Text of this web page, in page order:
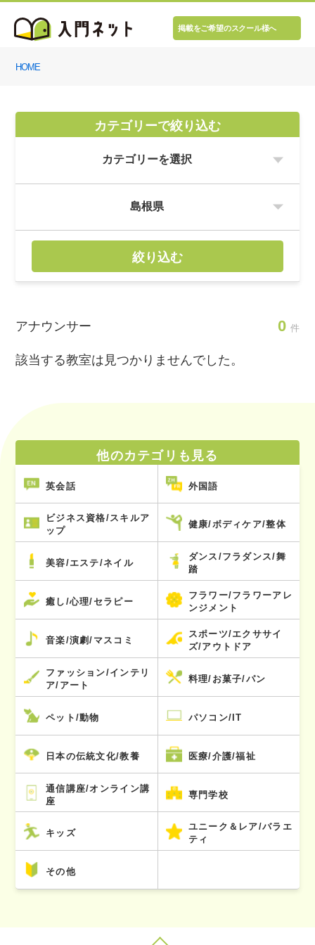
掲載をご希望のスクール様へ
HOME
カテゴリーで絞り込む
絞り込む
アナウンサー 0 件
該当する教室は見つかりませんでした。
他のカテゴリも見る
英会話 外国語
ビジネス資格/スキルア
ップ
健康/ボディケア/整体
美容/エステ/ネイル
ダンス/フラダンス/舞
踏
癒し/心理/セラピー
フラワー/フラワーアレ
ンジメント
音楽/演劇/マスコミ
スポーツ/エクササイ
ズ/アウトドア
ファッション/インテリ
ア/アート
料理/お菓子/パン
ペット/動物 パソコン/IT
日本の伝統文化/教養 医療/介護/福祉
通信講座/オンライン講
座
専門学校
キッズ
ユニーク＆レア/バラエ
ティ
その他